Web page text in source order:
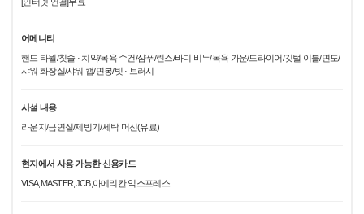
어메니티
핸드 타월/칫솔 · 치약/목욕 수건/샴푸/린스/바디 비누/목욕 가운/드라이어/깃털 이불/면도/
샤워 화장실/샤워 캡/면봉/빗 · 브러시
시설 내용
라운지/금연실/제빙기/세탁 머신(유료)
현지에서 사용 가능한 신용카드
VISA,MASTER,JCB,아메리칸 익스프레스